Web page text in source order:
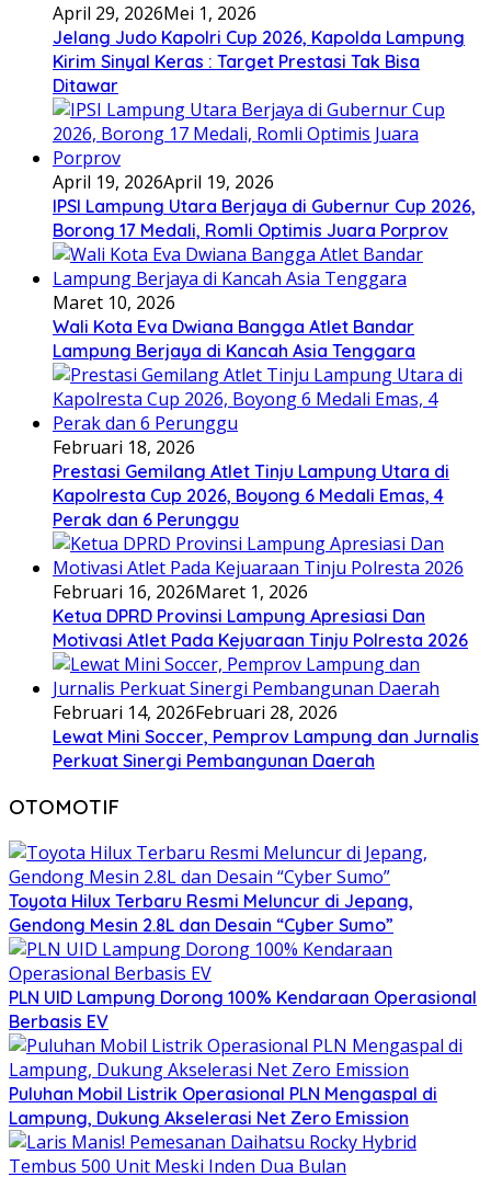
April 29, 2026Mei 1, 2026
Jelang Judo Kapolri Cup 2026, Kapolda Lampung
Kirim Sinyal Keras : Target Prestasi Tak Bisa
Ditawar
April 19, 2026April 19, 2026
IPSI Lampung Utara Berjaya di Gubernur Cup 2026,
Borong 17 Medali, Romli Optimis Juara Porprov
Maret 10, 2026
Wali Kota Eva Dwiana Bangga Atlet Bandar
Lampung Berjaya di Kancah Asia Tenggara
Februari 18, 2026
Prestasi Gemilang Atlet Tinju Lampung Utara di
Kapolresta Cup 2026, Boyong 6 Medali Emas, 4
Perak dan 6 Perunggu
Februari 16, 2026Maret 1, 2026
Ketua DPRD Provinsi Lampung Apresiasi Dan
Motivasi Atlet Pada Kejuaraan Tinju Polresta 2026
Februari 14, 2026Februari 28, 2026
Lewat Mini Soccer, Pemprov Lampung dan Jurnalis
Perkuat Sinergi Pembangunan Daerah
OTOMOTIF
Toyota Hilux Terbaru Resmi Meluncur di Jepang,
Gendong Mesin 2.8L dan Desain “Cyber Sumo”
PLN UID Lampung Dorong 100% Kendaraan Operasional
Berbasis EV
Puluhan Mobil Listrik Operasional PLN Mengaspal di
Lampung, Dukung Akselerasi Net Zero Emission